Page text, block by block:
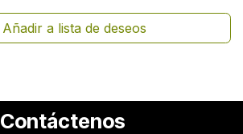
Añadir a lista de deseos
Contáctenos